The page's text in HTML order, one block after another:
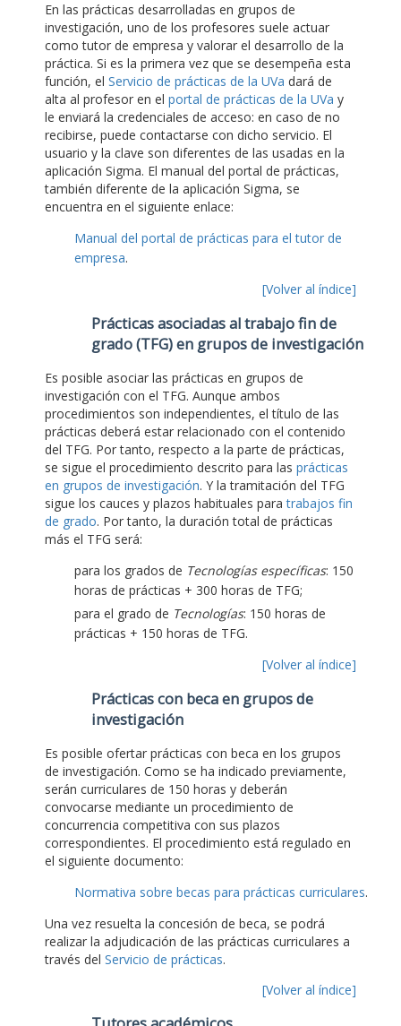
En las prácticas desarrolladas en grupos de
investigación, uno de los profesores suele actuar
como tutor de empresa y valorar el desarrollo de la
práctica. Si es la primera vez que se desempeña esta
función, el Servicio de prácticas de la UVa dará de
alta al profesor en el portal de prácticas de la UVa y
le enviará la credenciales de acceso: en caso de no
recibirse, puede contactarse con dicho servicio. El
usuario y la clave son diferentes de las usadas en la
aplicación Sigma. El manual del portal de prácticas,
también diferente de la aplicación Sigma, se
encuentra en el siguiente enlace:
Manual del portal de prácticas para el tutor de
empresa.
[Volver al índice]
Prácticas asociadas al trabajo fin de
grado (TFG) en grupos de investigación
Es posible asociar las prácticas en grupos de
investigación con el TFG. Aunque ambos
procedimientos son independientes, el título de las
prácticas deberá estar relacionado con el contenido
del TFG. Por tanto, respecto a la parte de prácticas,
se sigue el procedimiento descrito para las prácticas
en grupos de investigación. Y la tramitación del TFG
sigue los cauces y plazos habituales paratrabajos fin
de grado. Por tanto, la duración total de prácticas
más el TFG será:
para los grados de Tecnologías específicas: 150
horas de prácticas + 300 horas de TFG;
para el grado de Tecnologías: 150 horas de
prácticas + 150 horas de TFG.
[Volver al índice]
Prácticas con beca en grupos de
investigación
Es posible ofertar prácticas con beca en los grupos
de investigación. Como se ha indicado previamente,
serán curriculares de 150 horas y deberán
convocarse mediante un procedimiento de
concurrencia competitiva con sus plazos
correspondientes. El procedimiento está regulado en
el siguiente documento:
Normativa sobre becas para prácticas curriculares.
Una vez resuelta la concesión de beca, se podrá
realizar la adjudicación de las prácticas curriculares a
través del Servicio de prácticas.
[Volver al índice]